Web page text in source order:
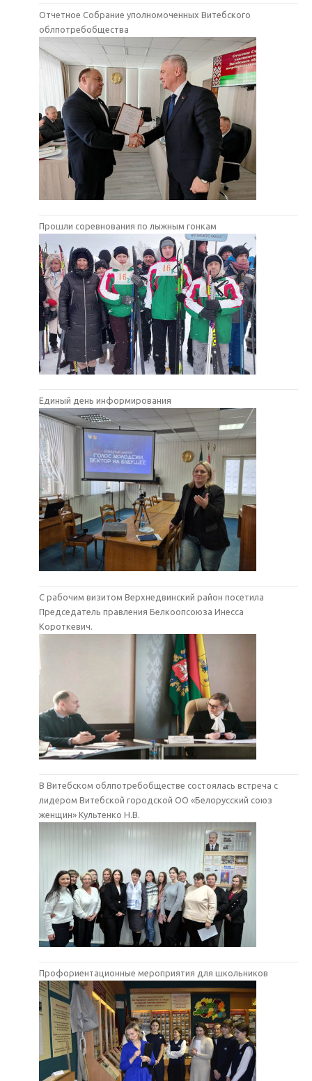
Отчетное Собрание уполномоченных Витебского
облпотребобщества
Прошли соревнования по лыжным гонкам
Единый день информирования
С рабочим визитом Верхнедвинский район посетила
Председатель правления Белкоопсоюза Инесса
Короткевич.
В Витебском облпотребобществе состоялась встреча с
лидером Витебской городской ОО «Белорусский союз
женщин» Культенко Н.В.
Профориентационные мероприятия для школьников